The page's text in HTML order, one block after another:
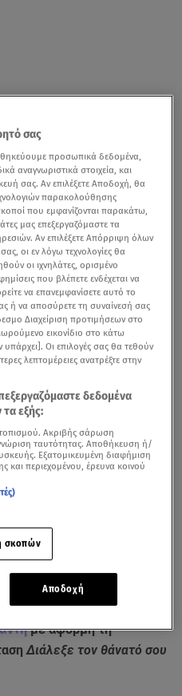
της Κοραλίας Καράντη στο
στο πλατό της εκπομπής
με αφορμή τη
Διάλεξε τον θάνατό σου
σας
προσωπικά δεδομένα,
αναγνωριστικά στοιχεία, και
σας. Αν επιλέξετε Αποδοχή, θα
παρακολούθησης
που εμφανίζονται παρακάτω,
μας επεξεργαζόμαστε τα
Αν επιλέξετε Απόρριψη όλων
οι εν λόγω τεχνολογίες θα
οι ιχνηλάτες, ορισμένο
που βλέπετε ενδέχεται να
να επανεμφανίσετε αυτό το
ή να αποσύρετε τη συναίνεσή σας
Διαχείριση προτιμήσεων στο
εικονίδιο στο κάτω
υπάρχει]. Οι επιλογές σας θα τεθούν
λεπτομέρειες ανατρέξτε στην
δεδομένα
εξής:
Ακριβής σάρωση
ταυτότητας. Αποθήκευση ή/
Εξατομικευμένη διαφήμιση
και περιεχομένου, έρευνα κοινού
σκοπών
Αποδοχή